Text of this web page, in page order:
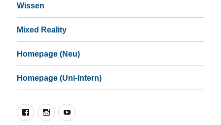
Wissen
Mixed Reality
Homepage (Neu)
Homepage (Uni-Intern)
FacebookInstagramYouTube